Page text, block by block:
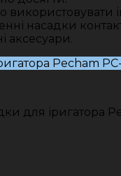
використовувати
насадки
аксесуари.
Pecham
для іригатора